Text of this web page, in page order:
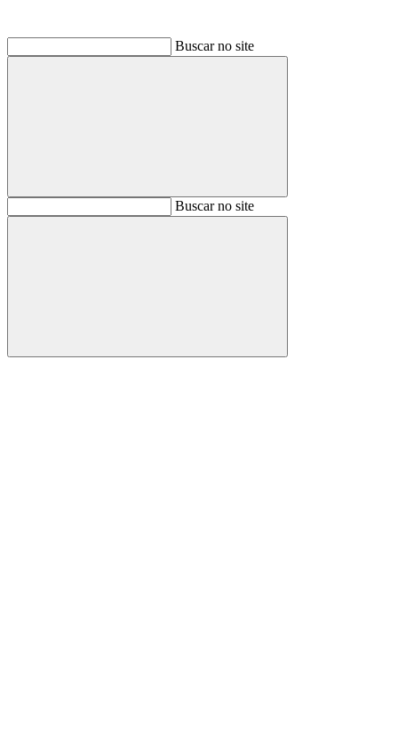
Buscar no site
BuscarBuscar no site
Buscar